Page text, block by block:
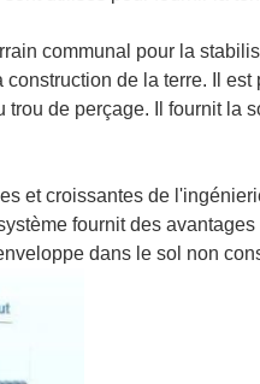
communal pour la
de la terre. Il
de perçage. Il fournit la
et croissantes de
fournit des
dans le sol non